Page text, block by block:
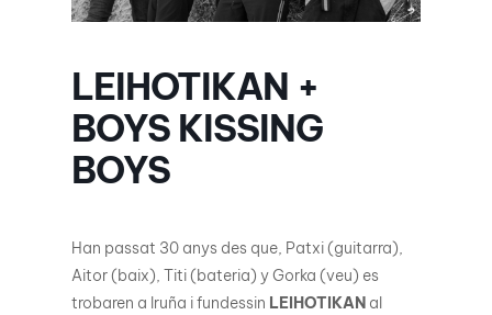
LEIHOTIKAN +
BOYS KISSING
BOYS
Han passat 30 anys des que, Patxi (guitarra),
Aitor (baix), Titi (bateria) y Gorka (veu) es
trobaren a Iruña i fundessin LEIHOTIKANal